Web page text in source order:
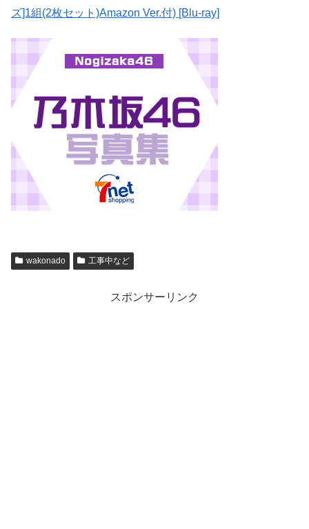
ズ]1組(2枚セット)Amazon Ver.付) [Blu-ray]
wakonado 工事中など
スポンサーリンク